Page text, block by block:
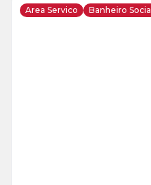
Area Servico Banheiro Social